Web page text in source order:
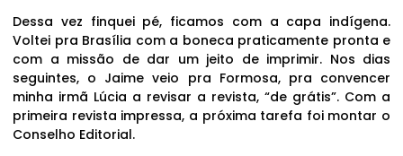
Dessa vez finquei pé, ficamos com a capa indígena.
Voltei pra Brasília com a boneca praticamente pronta e
com a missão de dar um jeito de imprimir. Nos dias
seguintes, o Jaime veio pra Formosa, pra convencer
minha irmã Lúcia a revisar a revista, “de grátis”. Com a
primeira revista impressa, a próxima tarefa foi montar o
Conselho Editorial.